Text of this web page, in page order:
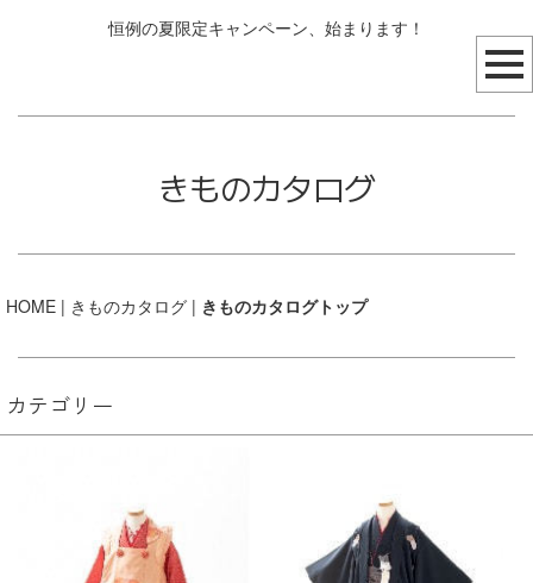
恒例の夏限定キャンペーン、始まります！
きものカタログ
HOME | きものカタログ | きものカタログトップ
カテゴリー